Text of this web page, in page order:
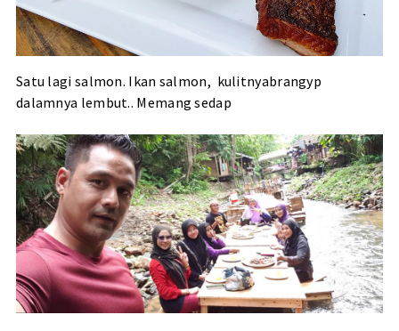
Satu lagi salmon. Ikan salmon, kulitnyabrangyp
dalamnya lembut.. Memang sedap